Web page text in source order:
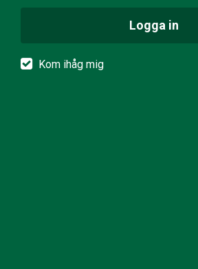
Logga in
Kom ihåg mig